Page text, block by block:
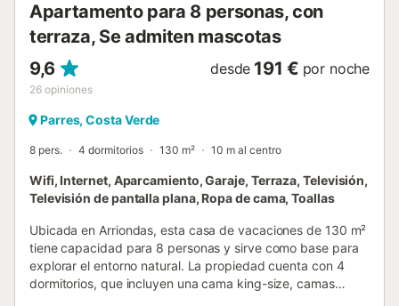
Apartamento para 8 personas, con
terraza, Se admiten mascotas
9,6
26 opiniones
desde 191 € por noche
Parres, Costa Verde
8 pers. 4 dormitorios 130 m² 10 m al centro
Wifi, Internet, Aparcamiento, Garaje, Terraza, Televisión,
Televisión de pantalla plana, Ropa de cama, Toallas
Ubicada en Arriondas, esta casa de vacaciones de 130 m²
tiene capacidad para 8 personas y sirve como base para
explorar el entorno natural. La propiedad cuenta con 4
dormitorios, que incluyen una cama king-size, camas